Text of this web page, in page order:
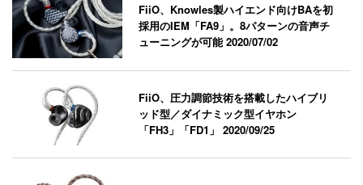
FiiO、Knowles製ハイエンド向けBAを初
採用のIEM「FA9」。8パターンの音声チ
ューニングが可能2020/07/02
FiiO、圧力調節技術を搭載したハイブリ
ッド型／ダイナミック型イヤホン
「FH3」「FD1」2020/09/25